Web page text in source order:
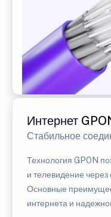
Интернет
Стабильное
Технология GPON
и телевидение
Основные
интернета и